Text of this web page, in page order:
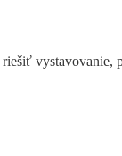
vystavovanie,